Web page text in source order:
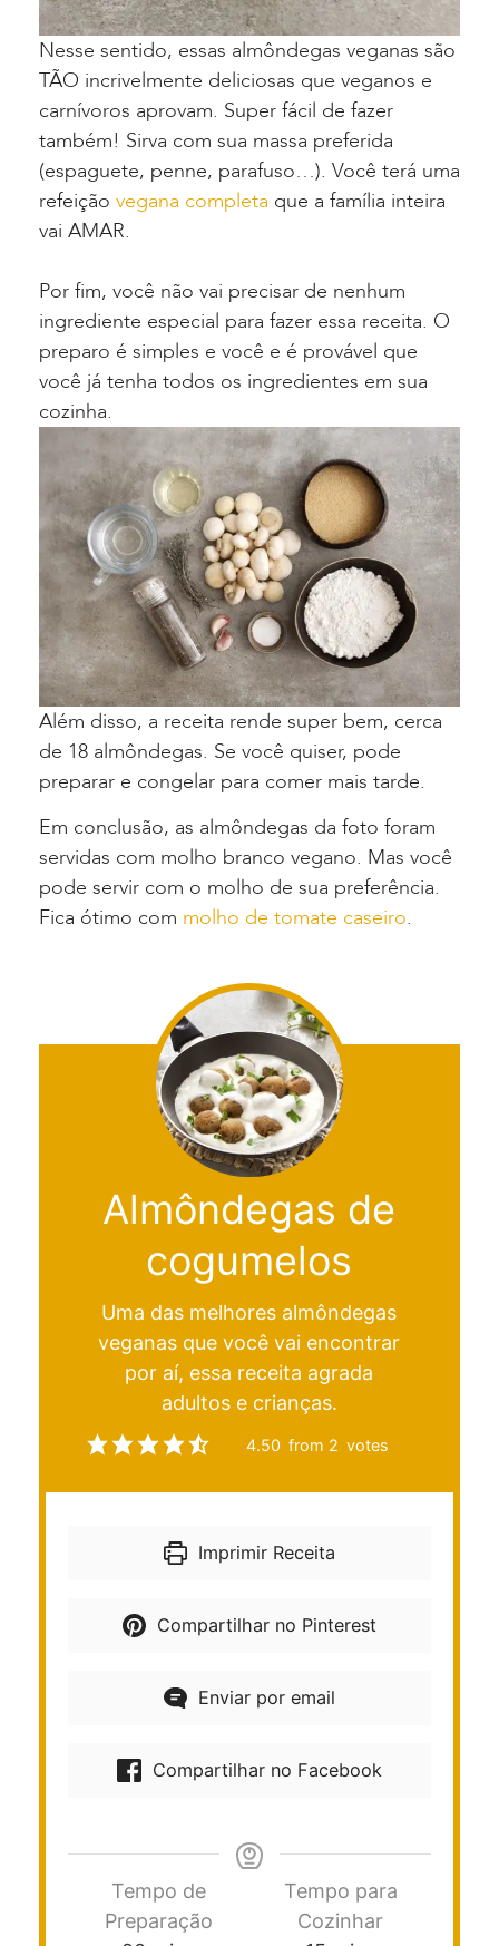
Nesse sentido, essas almôndegas veganas são
TÃO incrivelmente deliciosas que veganos e
carnívoros aprovam. Super fácil de fazer
também! Sirva com sua massa preferida
(espaguete, penne, parafuso…). Você terá uma
refeição vegana completa que a família inteira
vai AMAR.
Por fim, você não vai precisar de nenhum
ingrediente especial para fazer essa receita. O
preparo é simples e você e é provável que
você já tenha todos os ingredientes em sua
cozinha.
Além disso, a receita rende super bem, cerca
de 18 almôndegas. Se você quiser, pode
preparar e congelar para comer mais tarde.
Em conclusão, as almôndegas da foto foram
servidas com molho branco vegano. Mas você
pode servir com o molho de sua preferência.
Fica ótimo com molho de tomate caseiro.
Almôndegas de
cogumelos
Uma das melhores almôndegas
veganas que você vai encontrar
por aí, essa receita agrada
adultos e crianças.
4.50 from 2 votes
Imprimir Receita
Compartilhar no Pinterest
Enviar por email
Compartilhar no Facebook
Tempo de
Preparação
Tempo para
Cozinhar